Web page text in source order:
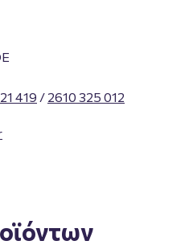
419 / 2610 325 012